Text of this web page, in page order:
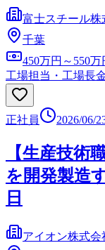
富士スチール株
千葉
450万円～550万
工場担当・工場長
正社員 2026/06/
【生産技術
を開発製造
日
アイオン株式会